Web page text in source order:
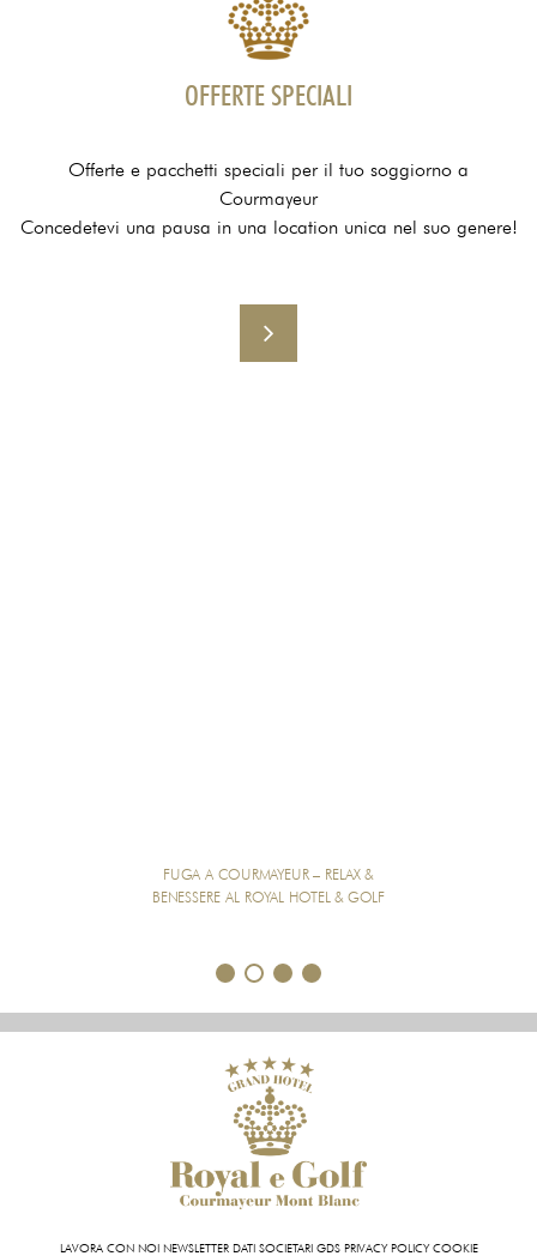
OFFERTE SPECIALI
Offerte e pacchetti speciali per il tuo soggiorno a
Courmayeur
Concedetevi una pausa in una location unica nel suo genere!
FUGA A COURMAYEUR – RELAX &
BENESSERE AL ROYAL HOTEL & GOLF
2
LAVORA CON NOI NEWSLETTER DATI SOCIETARI GDS PRIVACY POLICY COOKIE